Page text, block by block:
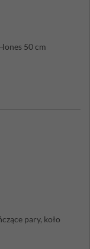
50 cm
pary, koło